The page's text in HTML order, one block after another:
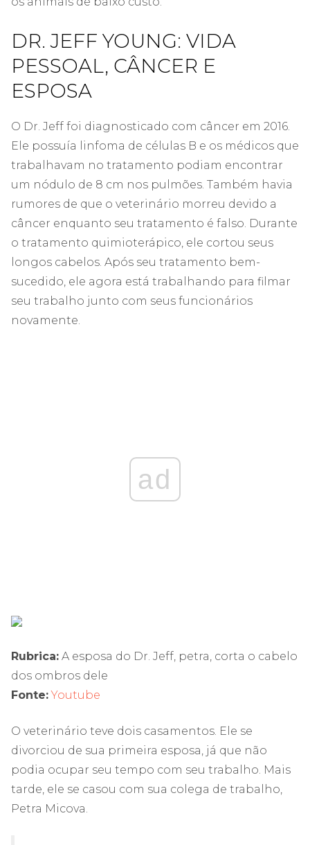
DR. JEFF YOUNG: VIDA
PESSOAL, CÂNCER E
ESPOSA
O Dr. Jeff foi diagnosticado com câncer em 2016.
Ele possuía linfoma de células B e os médicos que
trabalhavam no tratamento podiam encontrar
um nódulo de 8 cm nos pulmões. Também havia
rumores de que o veterinário morreu devido a
câncer enquanto seu tratamento é falso. Durante
o tratamento quimioterápico, ele cortou seus
longos cabelos. Após seu tratamento bem-
sucedido, ele agora está trabalhando para filmar
seu trabalho junto com seus funcionários
novamente.
ad
Rubrica: A esposa do Dr. Jeff, petra, corta o cabelo
dos ombros dele
Fonte: Youtube
O veterinário teve dois casamentos. Ele se
divorciou de sua primeira esposa, já que não
podia ocupar seu tempo com seu trabalho. Mais
tarde, ele se casou com sua colega de trabalho,
Petra Micova.